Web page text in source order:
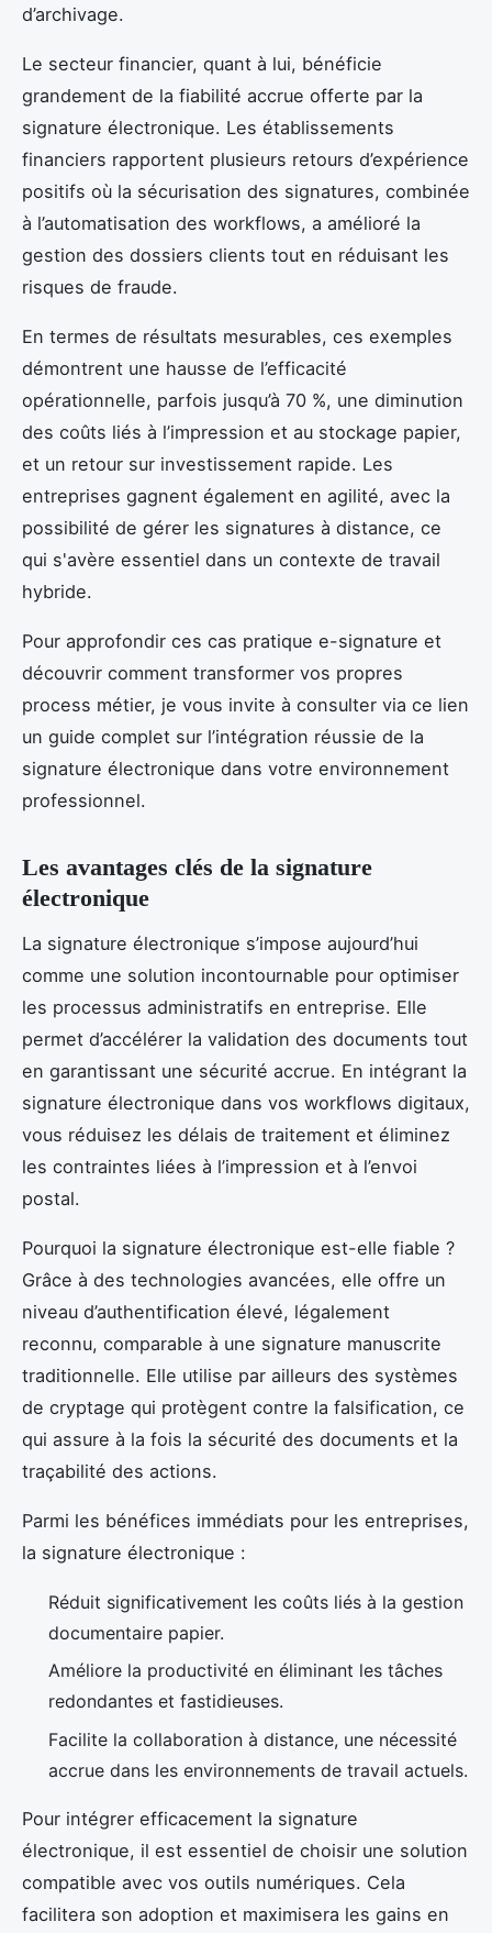
d’archivage.
Le secteur financier, quant à lui, bénéficie
grandement de la fiabilité accrue offerte par la
signature électronique. Les établissements
financiers rapportent plusieurs retours d’expérience
positifs où la sécurisation des signatures, combinée
à l’automatisation des workflows, a amélioré la
gestion des dossiers clients tout en réduisant les
risques de fraude.
En termes de résultats mesurables, ces exemples
démontrent une hausse de l’efficacité
opérationnelle, parfois jusqu’à 70 %, une diminution
des coûts liés à l’impression et au stockage papier,
et un retour sur investissement rapide. Les
entreprises gagnent également en agilité, avec la
possibilité de gérer les signatures à distance, ce
qui s'avère essentiel dans un contexte de travail
hybride.
Pour approfondir ces cas pratique e-signature et
découvrir comment transformer vos propres
process métier, je vous invite à consulter via ce lien
un guide complet sur l’intégration réussie de la
signature électronique dans votre environnement
professionnel.
Les avantages clés de la signature
électronique
La signature électronique s’impose aujourd’hui
comme une solution incontournable pour optimiser
les processus administratifs en entreprise. Elle
permet d’accélérer la validation des documents tout
en garantissant une sécurité accrue. En intégrant la
signature électronique dans vos workflows digitaux,
vous réduisez les délais de traitement et éliminez
les contraintes liées à l’impression et à l’envoi
postal.
Pourquoi la signature électronique est-elle fiable ?
Grâce à des technologies avancées, elle offre un
niveau d’authentification élevé, légalement
reconnu, comparable à une signature manuscrite
traditionnelle. Elle utilise par ailleurs des systèmes
de cryptage qui protègent contre la falsification, ce
qui assure à la fois la sécurité des documents et la
traçabilité des actions.
Parmi les bénéfices immédiats pour les entreprises,
la signature électronique :
Réduit significativement les coûts liés à la gestion
documentaire papier.
Améliore la productivité en éliminant les tâches
redondantes et fastidieuses.
Facilite la collaboration à distance, une nécessité
accrue dans les environnements de travail actuels.
Pour intégrer efficacement la signature
électronique, il est essentiel de choisir une solution
compatible avec vos outils numériques. Cela
facilitera son adoption et maximisera les gains en